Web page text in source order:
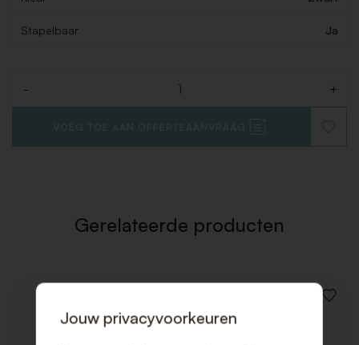
Stapelbaar Ja
- +
VOEG TOE AAN OFFERTEAANVRAAG
TOE
Gerelateerde producten
VOEG
Jouw privacyvoorkeuren